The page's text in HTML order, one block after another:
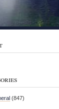
(847)